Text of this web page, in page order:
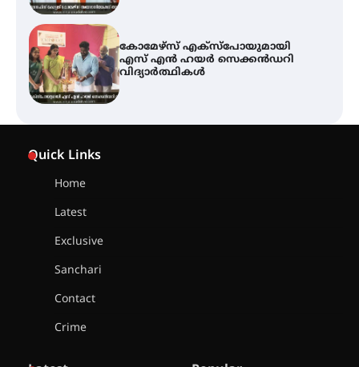
ശക്തമായ കാറ്റിന് സാധ്യത –
ആഗസ്റ്റ് 12 വരെ മഴ തുടരും,
തൃശൂർ ജില്ലയിൽ മഞ്ഞ അലർട്ട്
Quick Links
Home
Latest
Exclusive
Sanchari
Contact
Crime